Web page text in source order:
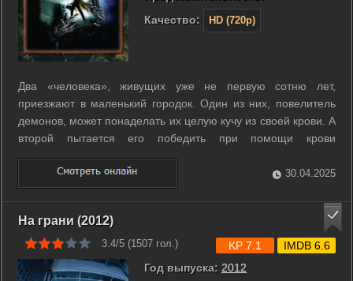
Качество:
HD (720p)
Два «человека», живущих уже не первую сотню лет,
приезжают в маленький городок. Один из них, повелитель
демонов, может понаделать их целую кучу из своей крови. А
второй пытается его победить при помощи крови
разбойника Варраввы, распятого рядом с Христом.
Содержалась эта кровь в седьмом ключе, необходимом
Нечистому для окончательного овладения ...
30.04.2025
На грани (2012)
3.4/5 (1507 гол.)
Год выпуска: 2012
KP 7.1 IMDB 6.6